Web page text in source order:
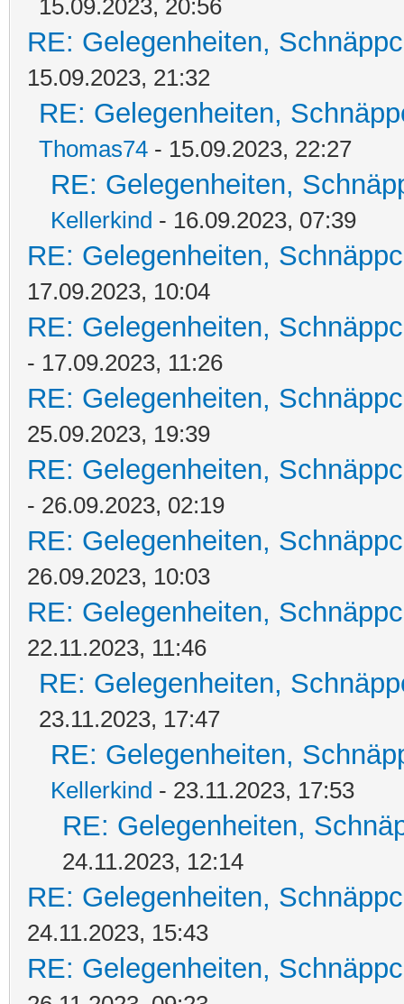
15.09.2023, 20:56
RE: Gelegenheiten,
15.09.2023, 21:32
RE: Gelegenheiten,
Thomas74 - 15.09.2023, 22:27
RE: Gelegenheiten,
Kellerkind - 16.09.2023, 07:39
RE: Gelegenheiten,
17.09.2023, 10:04
RE: Gelegenheiten,
- 17.09.2023, 11:26
RE: Gelegenheiten,
25.09.2023, 19:39
RE: Gelegenheiten,
- 26.09.2023, 02:19
RE: Gelegenheiten,
26.09.2023, 10:03
RE: Gelegenheiten,
22.11.2023, 11:46
RE: Gelegenheiten,
23.11.2023, 17:47
RE: Gelegenheiten,
Kellerkind - 23.11.2023, 17:53
RE: Gelegenheiten,
24.11.2023, 12:14
RE: Gelegenheiten,
24.11.2023, 15:43
RE: Gelegenheiten,